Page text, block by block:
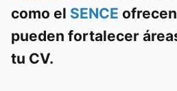
como el SENCE
pueden fortalecer
tu CV.